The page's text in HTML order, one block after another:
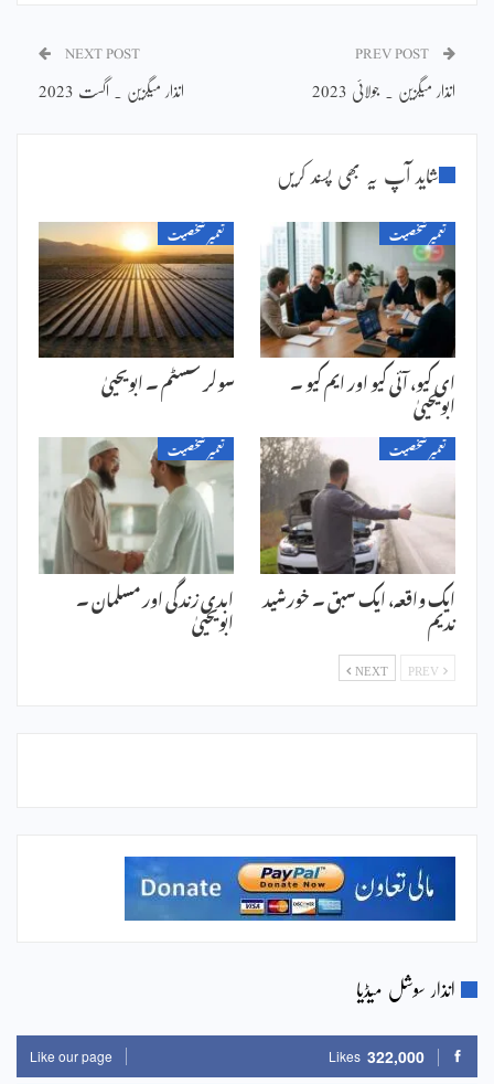
انذار میگزین ۔ جولائی 2023
NEXT POST
انذار میگزین ۔ اگست 2023
شاید آپ یہ بھی پسند کریں
تعمیر شخصیت
ای کیو، آئی کیو اور ایم کیو ۔
ابویحییٰ
تعمیر شخصیت
سولر سسٹم ۔ ابویحییٰ
تعمیر شخصیت
ایک واقعہ، ایک سبق ۔ خورشید
ندیم
تعمیر شخصیت
ابدی زندگی اور مسلمان ۔
ابویحییٰ
NEXT
انذار سوشل میڈیا
322,000
Likes
Like our page